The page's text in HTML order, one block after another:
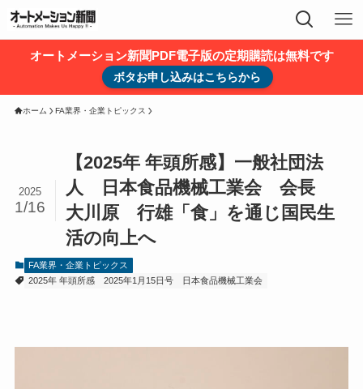
オートメーション新聞PDF電子版の定期購読は無料です
ボタお申し込みはこちらから
ホーム FA業界・企業トピックス
【2025年 年頭所感】一般社団法
人 日本食品機械工業会 会長
大川原 行雄「食」を通じ国民生
活の向上へ
2025
1/16
FA業界・企業トピックス
2025年 年頭所感
2025年1月15日号 日本食品機械工業会